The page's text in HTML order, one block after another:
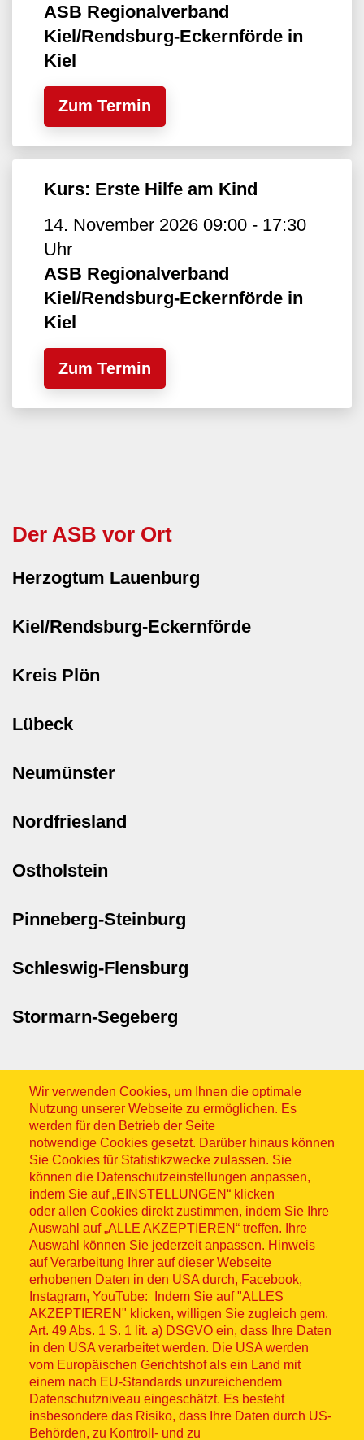
ASB Regionalverband
Kiel/Rendsburg-Eckernförde in
Kiel
Zum Termin
Kurs: Erste Hilfe am Kind
14. November 2026 09:00 - 17:30
Uhr
ASB Regionalverband
Kiel/Rendsburg-Eckernförde in
Kiel
Zum Termin
Der ASB vor Ort
Herzogtum Lauenburg
Kiel/Rendsburg-Eckernförde
Kreis Plön
Lübeck
Neumünster
Nordfriesland
Ostholstein
Pinneberg-Steinburg
Schleswig-Flensburg
Stormarn-Segeberg
Wir verwenden Cookies, um Ihnen die optimale
Nutzung unserer Webseite zu ermöglichen. Es
werden für den Betrieb der Seite
notwendige Cookies gesetzt. Darüber hinaus können
Sie Cookies für Statistikzwecke zulassen. Sie
können die Datenschutzeinstellungen anpassen,
indem Sie auf „EINSTELLUNGEN“ klicken
oder allen Cookies direkt zustimmen, indem Sie Ihre
Auswahl auf „ALLE AKZEPTIEREN“ treffen. Ihre
Auswahl können Sie jederzeit anpassen. Hinweis
auf Verarbeitung Ihrer auf dieser Webseite
erhobenen Daten in den USA durch, Facebook,
Instagram, YouTube: Indem Sie auf "ALLES
AKZEPTIEREN" klicken, willigen Sie zugleich gem.
Art. 49 Abs. 1 S. 1 lit. a) DSGVO ein, dass Ihre Daten
in den USA verarbeitet werden. Die USA werden
vom Europäischen Gerichtshof als ein Land mit
einem nach EU-Standards unzureichendem
Datenschutzniveau eingeschätzt. Es besteht
insbesondere das Risiko, dass Ihre Daten durch US-
Behörden, zu Kontroll- und zu
Sitemap
© ASB 2026
Fußzeilenmenü
Impressum
Datenschutz
Kontakt
Hinweisgebersystem